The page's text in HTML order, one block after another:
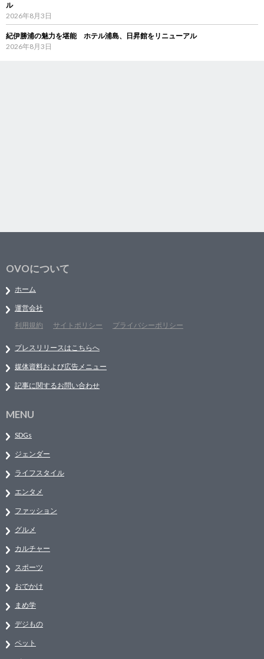
ル
2026年8月3日
紀伊勝浦の魅力を堪能 ホテル浦島、日昇館をリニューアル
2026年8月3日
OVOについて
ホーム
運営会社
利用規約
サイトポリシー プライバシーポリシー
プレスリリースはこちらへ
媒体資料および広告メニュー
記事に関するお問い合わせ
MENU
SDGs
ジェンダー
ライフスタイル
エンタメ
ファッション
グルメ
カルチャー
スポーツ
おでかけ
まめ学
デジもの
ペット